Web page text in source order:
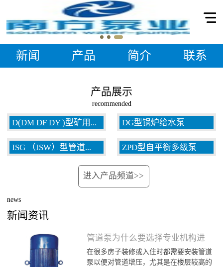
新闻 产品 简介 联系
产品展示
recommended
D(DM DF DY )型矿用... DG型锅炉给水泵
ISG （ISW）型管道... ZPD型自平衡多级泵
进入产品频道>>
news
新闻资讯
管道泵为什么要选择专业机构进
行购买
在很多房子装修或入住时都需要安装管道
泵以便对管道增压，尤其是在楼层较高的